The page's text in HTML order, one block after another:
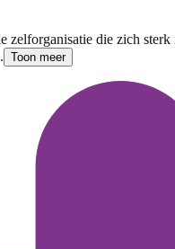
zelforganisatie die zich
Toon meer